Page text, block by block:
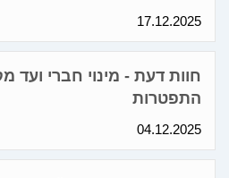
17.12.2025
חוות דעת - מינוי חברי ועד
התפטרות
04.12.2025